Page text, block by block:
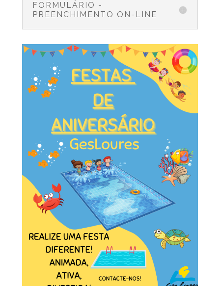
FORMULÁRIO -
PREENCHIMENTO ON-LINE